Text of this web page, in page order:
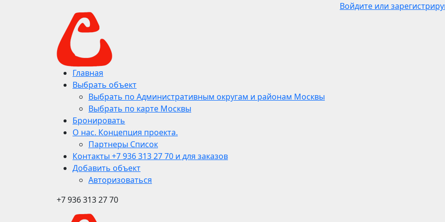
Войдите или
Главная
Выбрать объект
Выбрать по Административным округам и районам Москвы
Выбрать по карте Москвы
Бронировать
О нас. Концепция проекта.
Партнеры Список
Контакты +7 936 313 27 70 и для заказов
Добавить объект
Авторизоваться
+7 936 313 27 70